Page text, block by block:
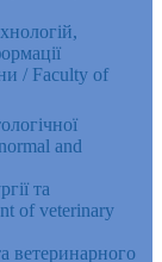
/ Faculty of
and
та
of veterinary
ветеринарного